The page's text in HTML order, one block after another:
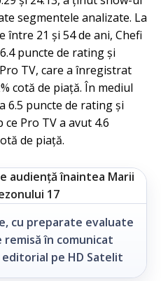
segmentele analizate. La
între 21 și 54 de ani, Chefi
puncte de rating și
TV, care a înregistrat
cotă de piață. În mediul
6.5 puncte de rating și
ce Pro TV a avut 4.6
de piață.
cu preparate evaluate
remisă în comunicat
pe HD Satelit